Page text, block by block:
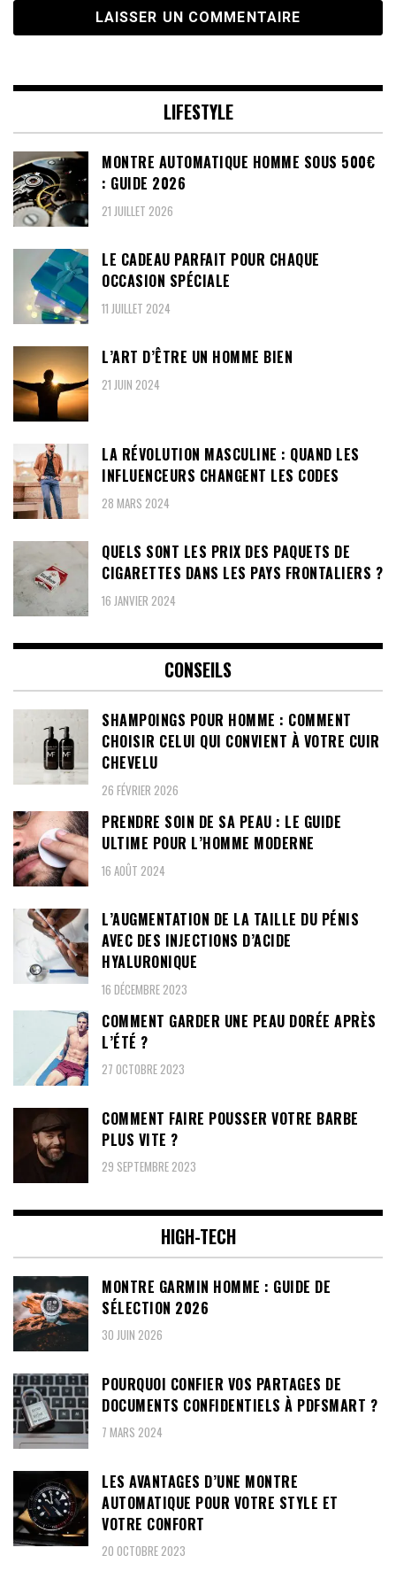
LIFESTYLE
MONTRE AUTOMATIQUE HOMME SOUS 500€
: GUIDE 2026
21 JUILLET 2026
LE CADEAU PARFAIT POUR CHAQUE
OCCASION SPÉCIALE
11 JUILLET 2024
L’ART D’ÊTRE UN HOMME BIEN
21 JUIN 2024
LA RÉVOLUTION MASCULINE : QUAND LES
INFLUENCEURS CHANGENT LES CODES
28 MARS 2024
QUELS SONT LES PRIX DES PAQUETS DE
CIGARETTES DANS LES PAYS FRONTALIERS ?
16 JANVIER 2024
CONSEILS
SHAMPOINGS POUR HOMME : COMMENT
CHOISIR CELUI QUI CONVIENT À VOTRE CUIR
CHEVELU
26 FÉVRIER 2026
PRENDRE SOIN DE SA PEAU : LE GUIDE
ULTIME POUR L’HOMME MODERNE
16 AOÛT 2024
L’AUGMENTATION DE LA TAILLE DU PÉNIS
AVEC DES INJECTIONS D’ACIDE
HYALURONIQUE
16 DÉCEMBRE 2023
COMMENT GARDER UNE PEAU DORÉE APRÈS
L’ÉTÉ ?
27 OCTOBRE 2023
COMMENT FAIRE POUSSER VOTRE BARBE
PLUS VITE ?
29 SEPTEMBRE 2023
HIGH-TECH
MONTRE GARMIN HOMME : GUIDE DE
SÉLECTION 2026
30 JUIN 2026
POURQUOI CONFIER VOS PARTAGES DE
DOCUMENTS CONFIDENTIELS À PDFSMART ?
7 MARS 2024
LES AVANTAGES D’UNE MONTRE
AUTOMATIQUE POUR VOTRE STYLE ET
VOTRE CONFORT
20 OCTOBRE 2023